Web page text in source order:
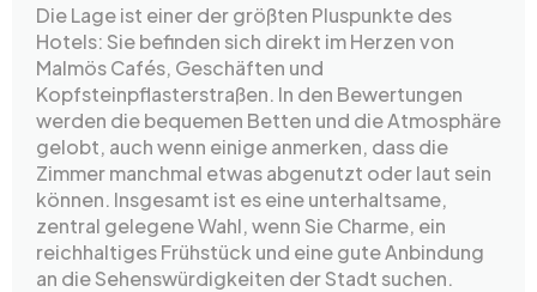
Die Lage ist einer der größten Pluspunkte des
Hotels: Sie befinden sich direkt im Herzen von
Malmös Cafés, Geschäften und
Kopfsteinpflasterstraßen. In den Bewertungen
werden die bequemen Betten und die Atmosphäre
gelobt, auch wenn einige anmerken, dass die
Zimmer manchmal etwas abgenutzt oder laut sein
können. Insgesamt ist es eine unterhaltsame,
zentral gelegene Wahl, wenn Sie Charme, ein
reichhaltiges Frühstück und eine gute Anbindung
an die Sehenswürdigkeiten der Stadt suchen.